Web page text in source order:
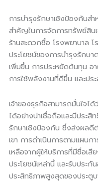
การบำรุงรักษาเชิงป้องกันส
สำคัญในการจัดการทรัพย์สิน
ร้านสะดวกซื้อ โรงพยาบาล โ
ประโยชน์ของการบำรุงรักษ
เพิ่มขึ้น การประหยัดต้นทุน อ
การใช้พลังงานที่ดีขึ้น และป
เจ้าของธุรกิจสามารถมั่นใจไ
ได้อย่างน่าเชื่อถือและมีประ
รักษาเชิงป้องกัน ซึ่งส่งผลดี
เขา การดำเนินการตามแผน
เหลือจากผู้ให้บริการที่มีชื่อเ
ประโยชน์เหล่านี้ และรับประกั
ประสิทธิภาพสูงสุดของประตู